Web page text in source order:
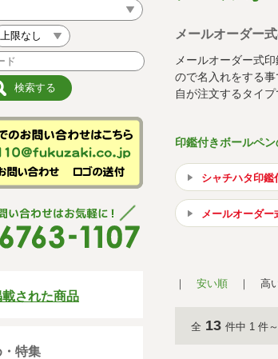
された商品
特集
メールオーダー
メールオーダー式
ので名入れをする
自が注文するタイ
印鑑付きボールペ
シャチハタ印鑑
メールオーダー
安い順 高
全 13 件中 1 件